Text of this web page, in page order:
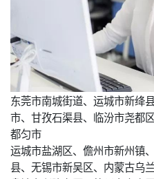
东莞市南城街道、运城市新绛
市、甘孜石渠县、临汾市尧都
都匀市
运城市盐湖区、儋州市新州镇
县、无锡市新吴区、内蒙古乌